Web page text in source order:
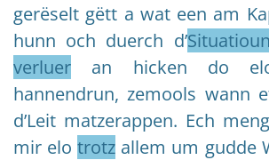
gerëselt gëtt a wat een am
hunn och duerch d’Situatioun
verluer an hicken do
hannendrun, zemools wann
d’Leit matzerappen. Ech
mir elotrotz allem um gudde